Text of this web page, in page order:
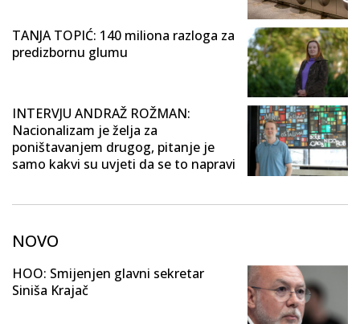
TANJA TOPIĆ: 140 miliona razloga za
predizbornu glumu
INTERVJU ANDRAŽ ROŽMAN:
Nacionalizam je želja za
poništavanjem drugog, pitanje je
samo kakvi su uvjeti da se to napravi
NOVO
HOO: Smijenjen glavni sekretar
Siniša Krajač